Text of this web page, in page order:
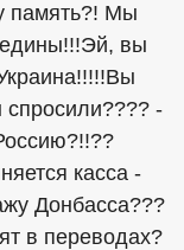
память?! Мы
вы
спросили???? -
касса -
Донбасса???
в переводах?